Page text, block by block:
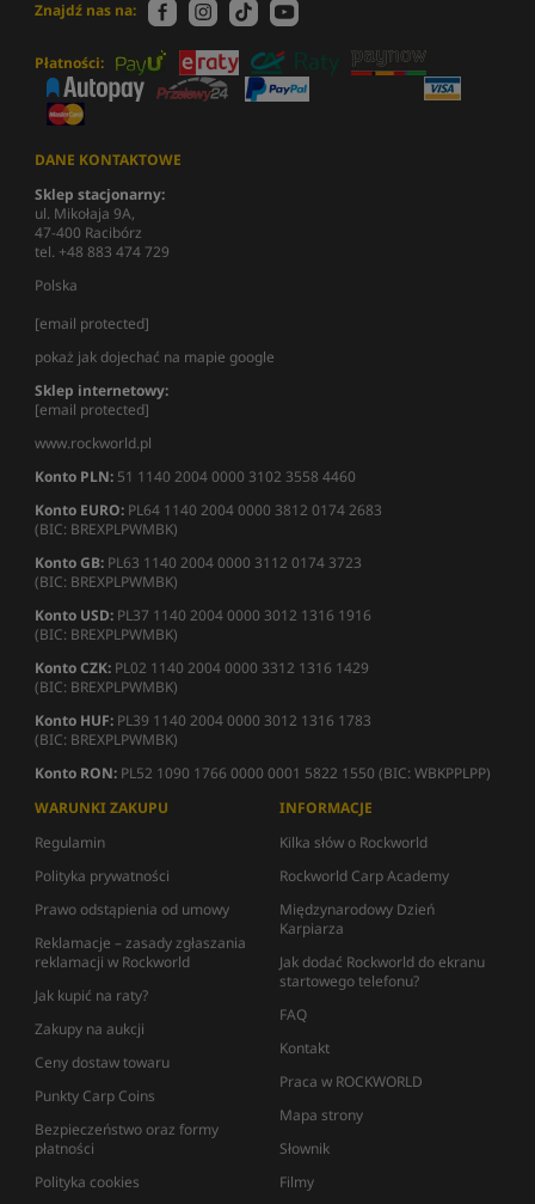
Znajdź nas na:
Płatności:
DANE KONTAKTOWE
Sklep stacjonarny:
ul. Mikołaja 9A,
47-400 Racibórz
tel. +48 883 474 729
Polska
[email protected]
pokaż jak dojechać na mapie google
Sklep internetowy:
[email protected]
www.rockworld.pl
Konto PLN: 51 1140 2004 0000 3102 3558 4460
Konto EURO: PL64 1140 2004 0000 3812 0174 2683
(BIC: BREXPLPWMBK)
Konto GB: PL63 1140 2004 0000 3112 0174 3723
(BIC: BREXPLPWMBK)
Konto USD: PL37 1140 2004 0000 3012 1316 1916
(BIC: BREXPLPWMBK)
Konto CZK: PL02 1140 2004 0000 3312 1316 1429
(BIC: BREXPLPWMBK)
Konto HUF: PL39 1140 2004 0000 3012 1316 1783
(BIC: BREXPLPWMBK)
Konto RON: PL52 1090 1766 0000 0001 5822 1550 (BIC: WBKPPLPP)
WARUNKI ZAKUPU
Regulamin
Polityka prywatności
Prawo odstąpienia od umowy
Reklamacje – zasady zgłaszania
reklamacji w Rockworld
Jak kupić na raty?
Zakupy na aukcji
Ceny dostaw towaru
Punkty Carp Coins
Bezpieczeństwo oraz formy
płatności
Polityka cookies
INFORMACJE
Kilka słów o Rockworld
Rockworld Carp Academy
Międzynarodowy Dzień
Karpiarza
Jak dodać Rockworld do ekranu
startowego telefonu?
FAQ
Kontakt
Praca w ROCKWORLD
Mapa strony
Słownik
Filmy